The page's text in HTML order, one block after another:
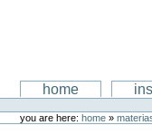
Departamento de
home
toolsyou are here: home »